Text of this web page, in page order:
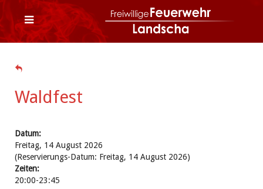
Waldfest
Datum:
Freitag, 14 August 2026
(Reservierungs-Datum: Freitag, 14 August 2026)
Zeiten:
20:00-23:45